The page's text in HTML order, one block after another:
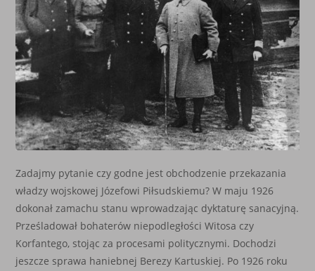
Zadajmy pytanie czy godne jest obchodzenie przekazania
władzy wojskowej Józefowi Piłsudskiemu? W maju 1926
dokonał zamachu stanu wprowadzając dyktaturę sanacyjną.
Prześladował bohaterów niepodległości Witosa czy
Korfantego, stojąc za procesami politycznymi. Dochodzi
jeszcze sprawa haniebnej Berezy Kartuskiej. Po 1926 roku